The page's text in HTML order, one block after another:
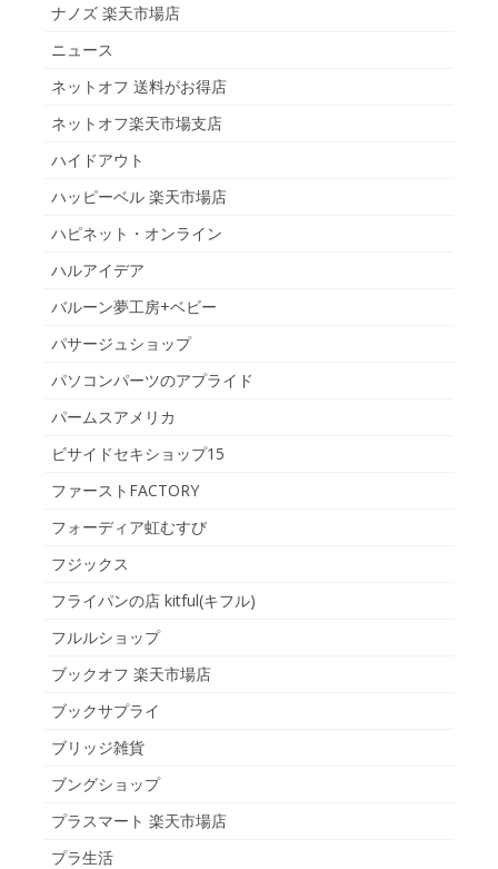
ナノズ 楽天市場店
ニュース
ネットオフ 送料がお得店
ネットオフ楽天市場支店
ハイドアウト
ハッピーベル 楽天市場店
ハピネット・オンライン
ハルアイデア
バルーン夢工房+ベビー
パサージュショップ
パソコンパーツのアプライド
パームスアメリカ
ビサイドセキショップ15
ファーストFACTORY
フォーディア虹むすび
フジックス
フライパンの店 kitful(キフル)
フルルショップ
ブックオフ 楽天市場店
ブックサプライ
ブリッジ雑貨
ブングショップ
プラスマート 楽天市場店
プラ生活